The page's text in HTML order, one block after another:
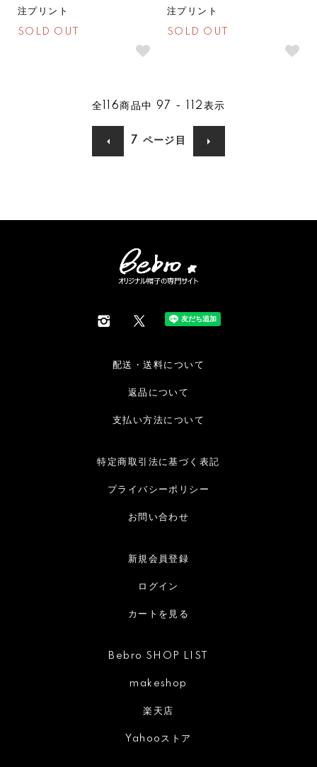
注プリント
SOLD OUT
注プリント
SOLD OUT
全 116商品中97 - 112表示
7 ページ目
配送・送料について
返品について
支払い方法について
特定商取引法に基づく表記
プライバシーポリシー
お問い合わせ
新規会員登録
ログイン
カートを見る
Bebro SHOP LIST
makeshop
楽天店
Yahooストア